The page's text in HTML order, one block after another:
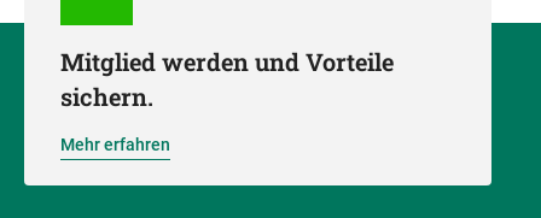
Mitglied werden und Vorteile
sichern.
Mehr erfahren